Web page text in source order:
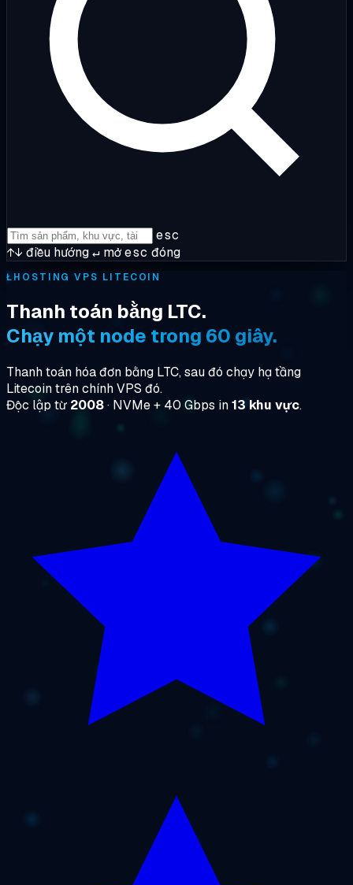
esc
↑↓ điều hướng↵ mởesc đóng
ŁHOSTING VPS LITECOIN
Thanh toán bằng LTC.
Chạy một node trong 60 giây.
Thanh toán hóa đơn bằng LTC, sau đó chạy hạ tầng
Litecoin trên chính VPS đó.
Độc lập từ 2008· NVMe + 40 Gbps in13 khu vực.